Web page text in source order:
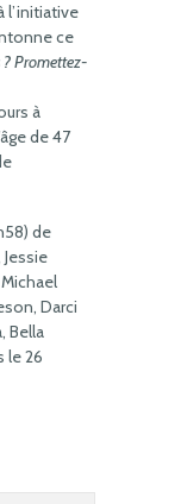
l’initiative
ce
? Promettez-
à
de 47
de
Darci
Bella
le 26